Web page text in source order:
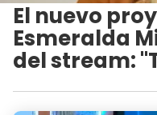
El nuevo
Esmeralda
del stream: